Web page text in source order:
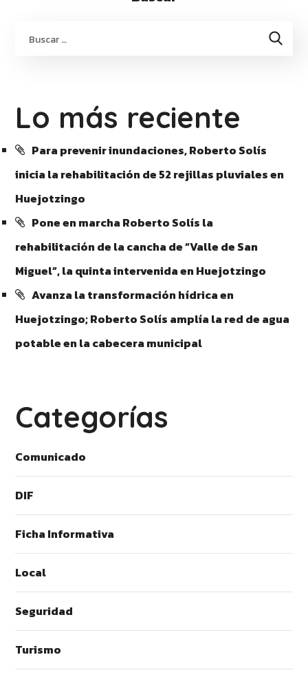
Lo más reciente
Para prevenir inundaciones, Roberto Solís
inicia la rehabilitación de 52 rejillas pluviales en
Huejotzingo
Pone en marcha Roberto Solís la
rehabilitación de la cancha de “Valle de San
Miguel”, la quinta intervenida en Huejotzingo
Avanza la transformación hídrica en
Huejotzingo; Roberto Solís amplía la red de agua
potable en la cabecera municipal
Categorías
Comunicado
DIF
Ficha Informativa
Local
Seguridad
Turismo